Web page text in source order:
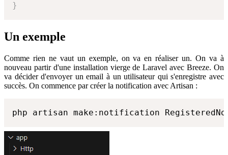
}
Un exemple
Comme rien ne vaut un exemple, on va en réaliser un. On va à
nouveau partir d'une installation vierge de Laravel avec Breeze. On
va décider d'envoyer un email à un utilisateur qui s'enregistre avec
succès. On commence par créer la notification avec Artisan :
php artisan make:notification